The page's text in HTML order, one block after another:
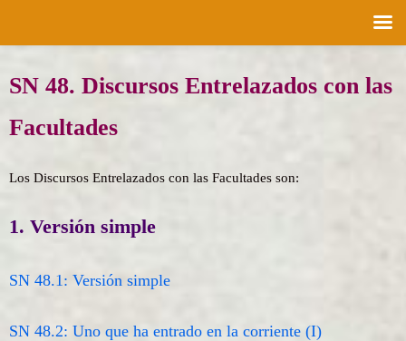
SN 48. Discursos Entrelazados con las
Facultades
Los Discursos Entrelazados con las Facultades son:
1. Versión simple
SN 48.1: Versión simple
SN 48.2: Uno que ha entrado en la corriente (I)